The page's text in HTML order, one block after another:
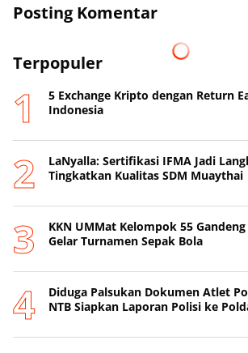
Posting Komentar
Terpopuler
5 Exchange Kripto dengan Return
Indonesia
LaNyalla: Sertifikasi IFMA Jadi
Tingkatkan Kualitas SDM Muaythai
KKN UMMat Kelompok 55
Gelar Turnamen Sepak Bola
Diduga Palsukan Dokumen Atlet
NTB Siapkan Laporan Polisi ke